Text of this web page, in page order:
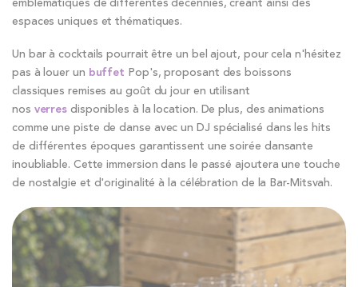
emblématiques de différentes décennies, créant ainsi des
espaces uniques et thématiques.
Un bar à cocktails pourrait être un bel ajout, pour cela n'hésitez
pas à louer un buffet Pop's, proposant des boissons
classiques remises au goût du jour en utilisant
nos verresdisponibles à la location. De plus, des animations
comme une piste de danse avec un DJ spécialisé dans les hits
de différentes époques garantissent une soirée dansante
inoubliable. Cette immersion dans le passé ajoutera une touche
de nostalgie et d'originalité à la célébration de la Bar-Mitsvah.